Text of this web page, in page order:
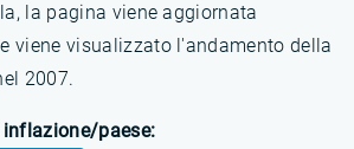
la pagina viene aggiornata
viene visualizzato l'andamento della
2007.
paese: